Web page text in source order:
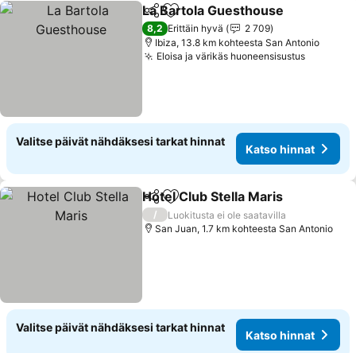
Jaa Lisää suosikkeihin
La Bartola Guesthouse
8,2 Erittäin hyvä
2 709
Ibiza, 13.8 km kohteesta San Antonio
Eloisa ja värikäs huoneensisustusKatso
Valitse päivät nähdäksesi tarkat hinnat
Katso hinnat
Jaa Lisää suosikkeihin
Hotel Club Stella Maris
/
Luokitusta ei ole saatavilla
San Juan, 1.7 km kohteesta San Antonio
Valitse päivät nähdäksesi tarkat hinnat
Katso hinnat